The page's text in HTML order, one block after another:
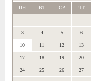
ПН ВТ СР ЧТ
3 4 5 6
10 11 12 13
17 18 19 20
24 25 26 27